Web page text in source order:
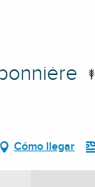
Cómo llegar